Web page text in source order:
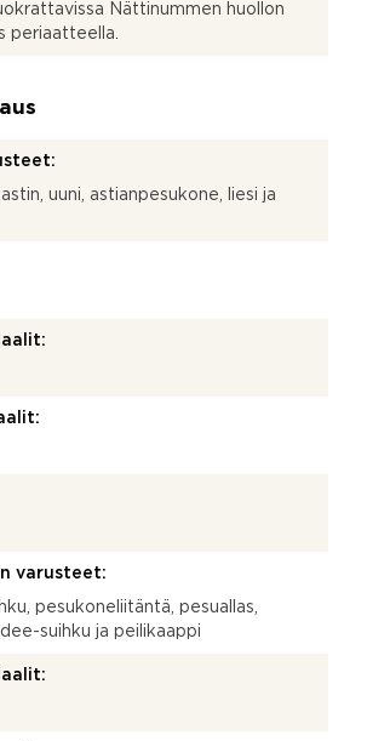
Nättinummen huollon
periaatteella.
uuni, astianpesukone, liesi ja
varusteet:
pesukoneliitäntä, pesuallas,
suihku ja peilikaappi